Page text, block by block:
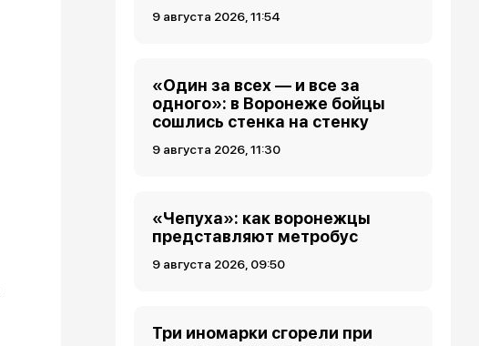
9 августа 2026, 11:54
«Один за всех — и все за
одного»: в Воронеже бойцы
сошлись стенка на стенку
9 августа 2026, 11:30
«Чепуха»: как воронежцы
представляют метробус
9 августа 2026, 09:50
Три иномарки сгорели при